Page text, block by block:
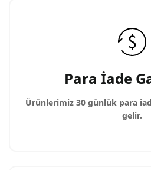
Para İade
Ürünlerimiz 30 günlük para
gelir.